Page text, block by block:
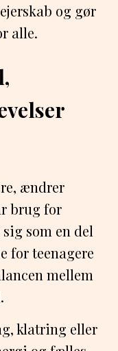
og gør
alle.
ændrer
brug for
som en del
for teenagere
mellem
klatring eller